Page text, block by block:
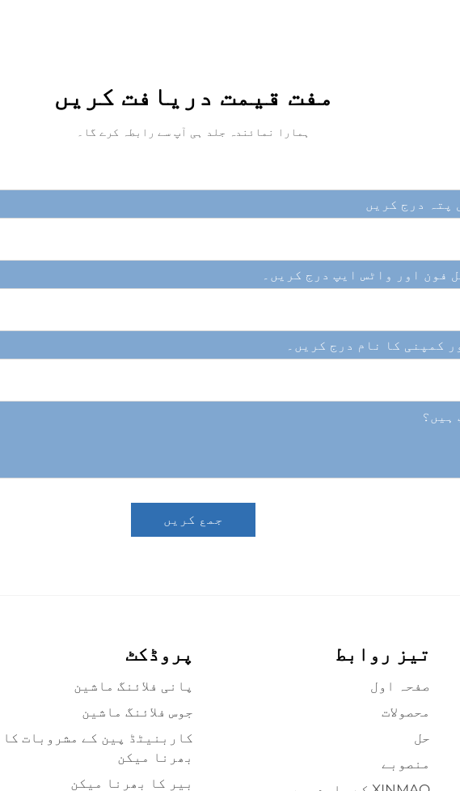
مفت قیمت دریافت کریں
ہمارا نمائندہ جلد ہی آپ سے رابطہ کرے گا۔
جمع کریں
تیز روابط
صفحہ اول
محصولات
حل
منصوبے
پروڈکٹ
پانی فلائنگ ماشین
جوس فلائنگ ماشین
کاربنیٹڈ پین کے مشروبات کا
بھرنا میکن
بیر کا بھرنا میکن